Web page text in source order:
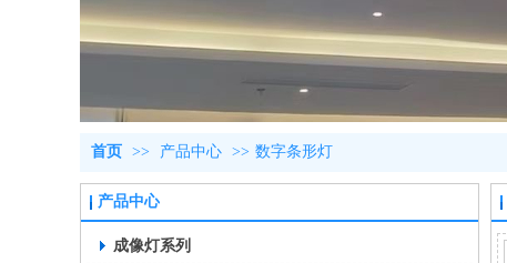
首页 >> 产品中心 >> 数字条形灯
产品中心
成像灯系列